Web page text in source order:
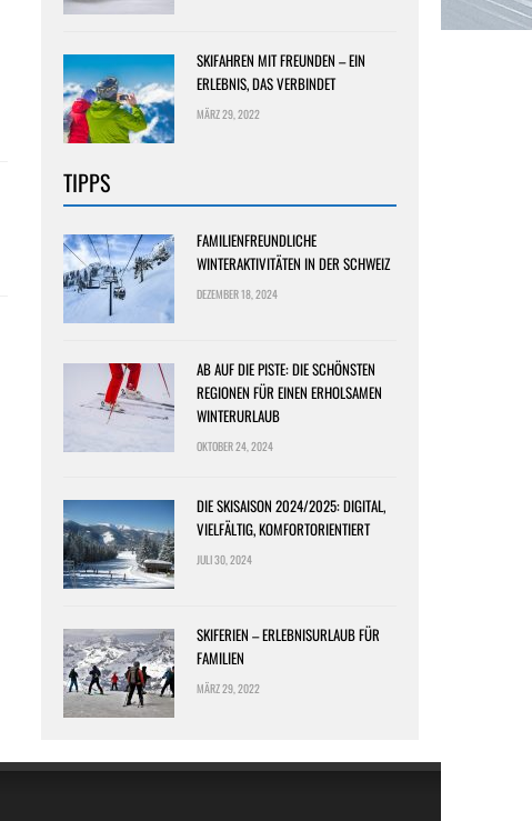
SKIFAHREN MIT FREUNDEN – EIN
ERLEBNIS, DAS VERBINDET
MÄRZ 29, 2022
TIPPS
FAMILIENFREUNDLICHE
WINTERAKTIVITÄTEN IN DER SCHWEIZ
DEZEMBER 18, 2024
AB AUF DIE PISTE: DIE SCHÖNSTEN
REGIONEN FÜR EINEN ERHOLSAMEN
WINTERURLAUB
OKTOBER 24, 2024
DIE SKISAISON 2024/2025: DIGITAL,
VIELFÄLTIG, KOMFORTORIENTIERT
JULI 30, 2024
SKIFERIEN – ERLEBNISURLAUB FÜR
FAMILIEN
MÄRZ 29, 2022